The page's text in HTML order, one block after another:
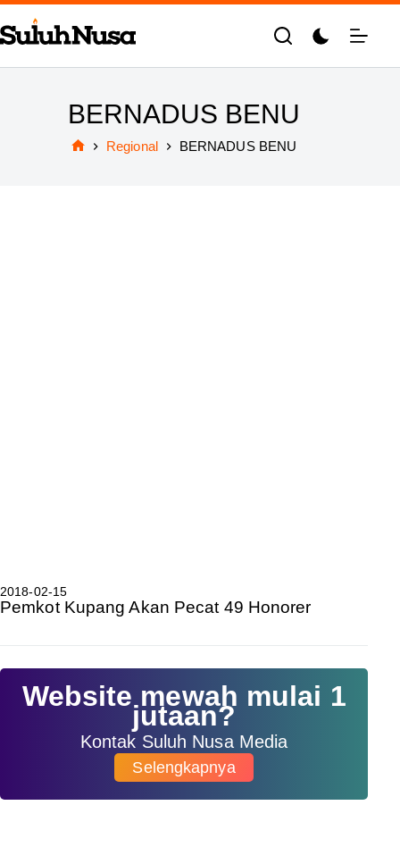
Skip
to
content
BERNADUS BENU
Regional BERNADUS BENU
2018-02-15
Pemkot Kupang Akan Pecat 49 Honorer
Website mewah mulai 1
jutaan?
Kontak Suluh Nusa Media
Selengkapnya